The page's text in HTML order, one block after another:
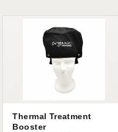
Thermal Treatment
Booster